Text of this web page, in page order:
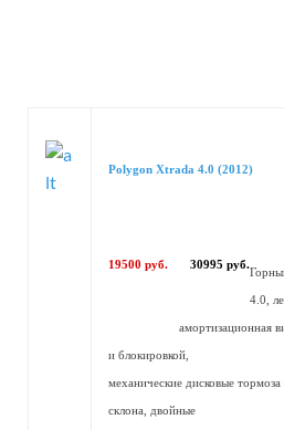
Polygon Xtrada 4.0 (2012)
19500 руб. 30995 руб.
4.0,
амортизационная
и блокировкой,
механические дисковые тормоза
склона, двойные